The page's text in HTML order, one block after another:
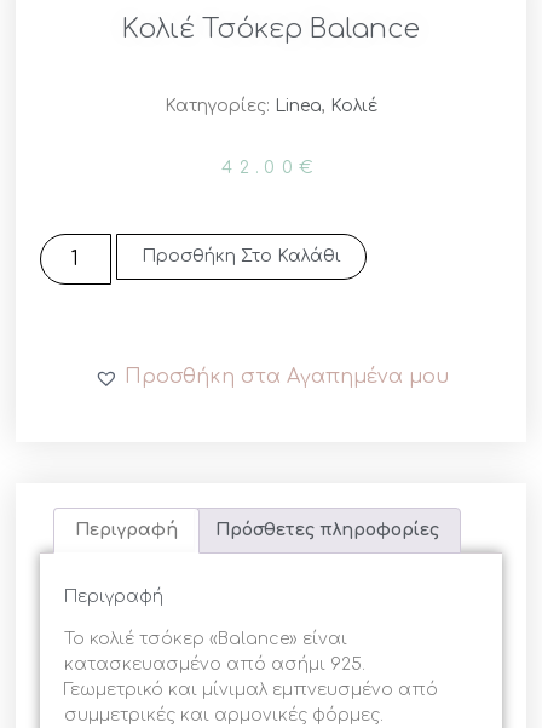
Κολιέ Τσόκερ Balance
Κατηγορίες: Linea, Κολιέ
42.00€
Προσθήκη Στο Καλάθι
Προσθήκη στα Αγαπημένα μου
Περιγραφή Πρόσθετες πληροφορίες
Περιγραφή
Το κολιέ τσόκερ «Balance» είναι
κατασκευασμένο από ασήμι 925.
Γεωμετρικό και μίνιμαλ εμπνευσμένο από
συμμετρικές και αρμονικές φόρμες.